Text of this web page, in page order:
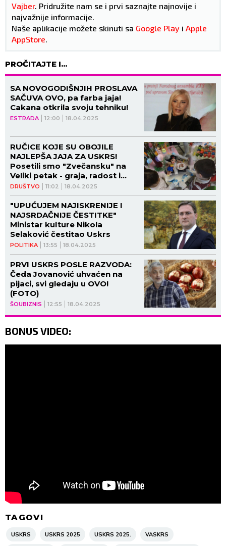
Vajber. Pridružite nam se i prvi saznajte najnovije i
najvažnije informacije.
Naše aplikacije možete skinuti sa Google Play i Apple
AppStore.
PROČITAJTE I...
ESTRADA 12:00 18.04.2025
SA NOVOGODIŠNJIH PROSLAVA
SAČUVA OVO, pa farba jaja!
Cakana otkrila svoju tehniku!
DRUŠTVO 11:02 18.04.2025
RUČICE KOJE SU OBOJILE
NAJLEPŠA JAJA ZA USKRS!
Posetili smo "Zvečansku" na
Veliki petak - graja, radost i
dečji osmesi obeležili današnji
dan! (FOTO, VIDEO)
POLITIKA 13:55 18.04.2025
"UPUĆUJEM NAJISKRENIJE I
NAJSRDAČNIJE ČESTITKE"
Ministar kulture Nikola
Selaković čestitao Uskrs
ŠOUBIZNIS 12:55 18.04.2025
PRVI USKRS POSLE RAZVODA:
Čeda Jovanović uhvaćen na
pijaci, svi gledaju u OVO!
(FOTO)
BONUS VIDEO:
TAGOVI
USKRS USKRS 2025 USKRS 2025. VASKRS